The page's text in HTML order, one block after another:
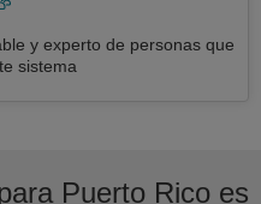
y experto de personas que
sistema
Puerto Rico es